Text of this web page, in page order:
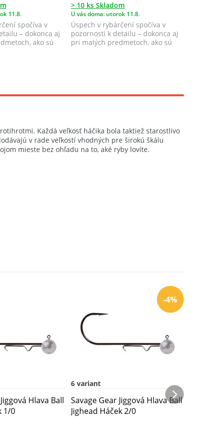
11.8.
spočíva v
– dokonca aj
ako sú
> 10 ks Skladom
U vás doma: utorok 11.8.
Úspech v rybárčení spočíva v
pozornosti k detailu – dokonca aj
pri malých predmetoch, ako sú
Každá veľkosť háčika bola taktiež starostlivo
v rade veľkostí vhodných pre širokú škálu
mieste bez ohľadu na to, aké ryby lovíte.
Hlava Ball
1/0
-4%
6 variant
Savage Gear Jiggová Hlava Ball
Jighead Háček 2/0